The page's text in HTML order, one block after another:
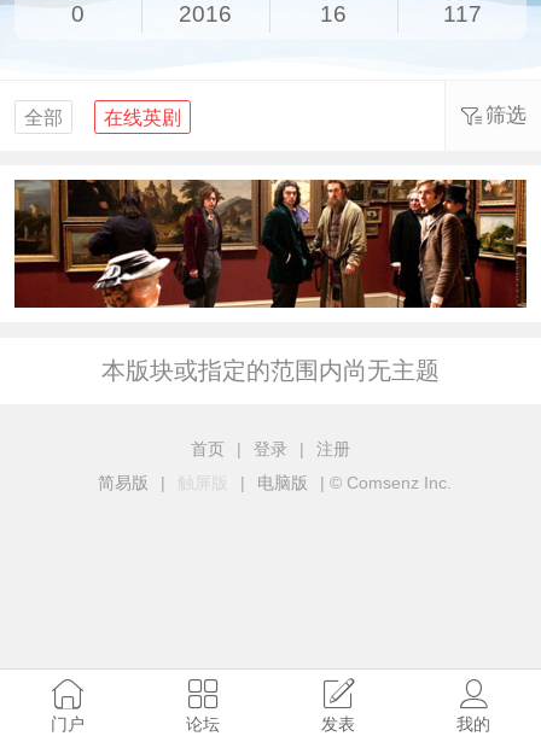
0 2016 16 117
全部 在线英剧 筛选
本版块或指定的范围内尚无主题
首页 | 登录 |
注册
简易版
| 触屏版 | 电脑版 | © Comsenz Inc.
门户 论坛 发表 我的